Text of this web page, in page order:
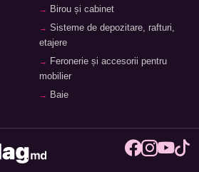
Birou și cabinet
Sisteme de depozitare, rafturi,
etajere
Feronerie și accesorii pentru
mobilier
Baie